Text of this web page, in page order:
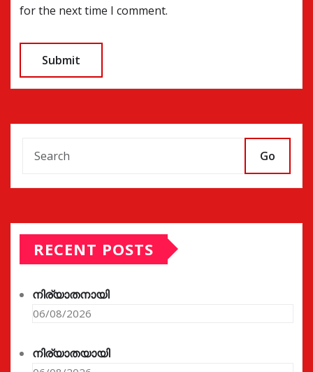
for the next time I comment.
Go
RECENT POSTS
നിര്യാതനായി
06/08/2026
നിര്യാതയായി